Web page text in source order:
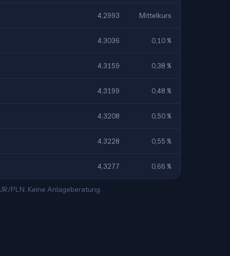
4,2993 Mittelkurs
4,3036 0,10 %
4,3159 0,38 %
4,3199 0,48 %
4,3208 0,50 %
4,3228 0,55 %
4,3277 0,66 %
PLN. Keine Anlageberatung.